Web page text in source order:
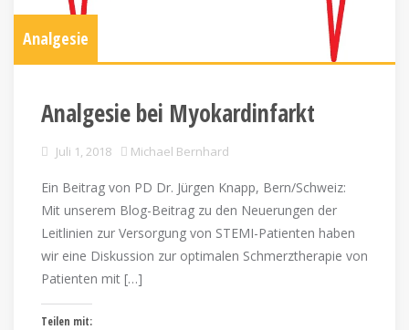
Analgesie
Analgesie bei Myokardinfarkt
Juli 1, 2018 Michael Bernhard
Ein Beitrag von PD Dr. Jürgen Knapp, Bern/Schweiz:
Mit unserem Blog-Beitrag zu den Neuerungen der
Leitlinien zur Versorgung von STEMI-Patienten haben
wir eine Diskussion zur optimalen Schmerztherapie von
Patienten mit […]
Teilen mit: